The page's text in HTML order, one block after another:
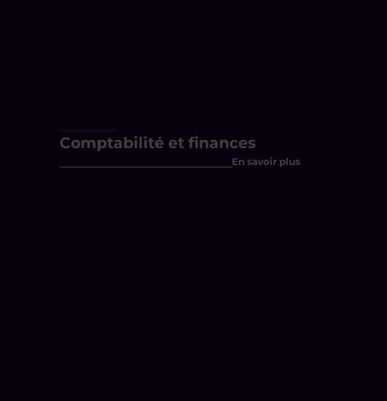
Comptabilité et finances
En savoir plus